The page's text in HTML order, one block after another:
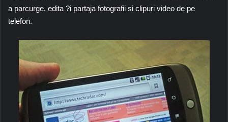
a parcurge, edita ?i partaja fotografii si clipuri video de pe
telefon.